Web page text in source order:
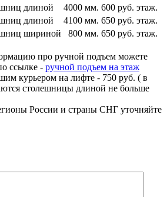
длиной
4000 мм. 600 руб. этаж.
длиной
4100 мм. 650 руб. этаж.
шириной
800 мм. 650 руб. этаж.
про ручной подъем можете
ссылке - ручной подъем на этаж
курьером на лифте - 750 руб. ( в
столешницы длиной не больше
России и страны СНГ уточняйте